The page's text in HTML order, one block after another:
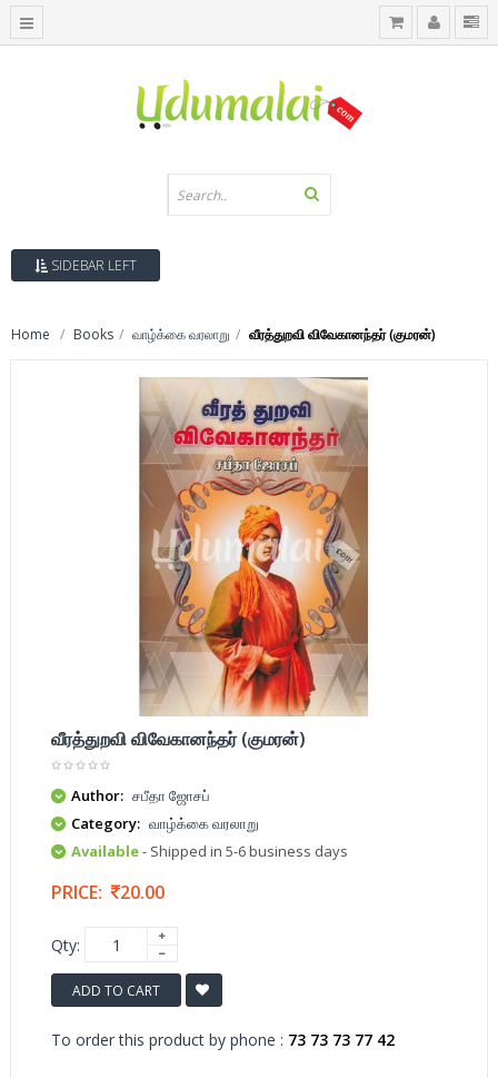
SIDEBAR LEFT
Home Books வாழ்க்கை வரலாறு வீரத்துறவி விவேகானந்தர் (குமரன்)
வீரத்துறவி விவேகானந்தர் (குமரன்)
Author: சபீதா ஜோசப்
Category: வாழ்க்கை வரலாறு
Available- Shipped in 5-6 business days
PRICE: 20.00
Qty:
ADD TO CART
To order this product by phone : 73 73 73 77 42